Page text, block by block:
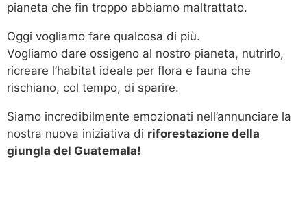
pianeta che fin troppo abbiamo maltrattato.
Oggi vogliamo fare qualcosa di più.
Vogliamo dare ossigeno al nostro pianeta, nutrirlo,
ricreare l’habitat ideale per flora e fauna che
rischiano, col tempo, di sparire.
Siamo incredibilmente emozionati nell’annunciare la
nostra nuova iniziativa di riforestazione della
giungla del Guatemala!